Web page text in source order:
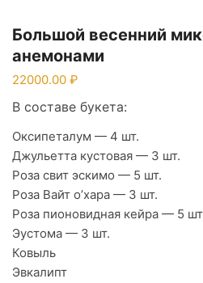
Большой весенний
анемонами
22000.00
В составе букета:
Оксипеталум — 4 шт.
Джульетта кустовая — 3 шт.
Роза свит эскимо — 5 шт.
Роза Вайт о’хара — 3 шт.
Роза пионовидная кейра — 5
Эустома — 3 шт.
Ковыль
Эвкалипт